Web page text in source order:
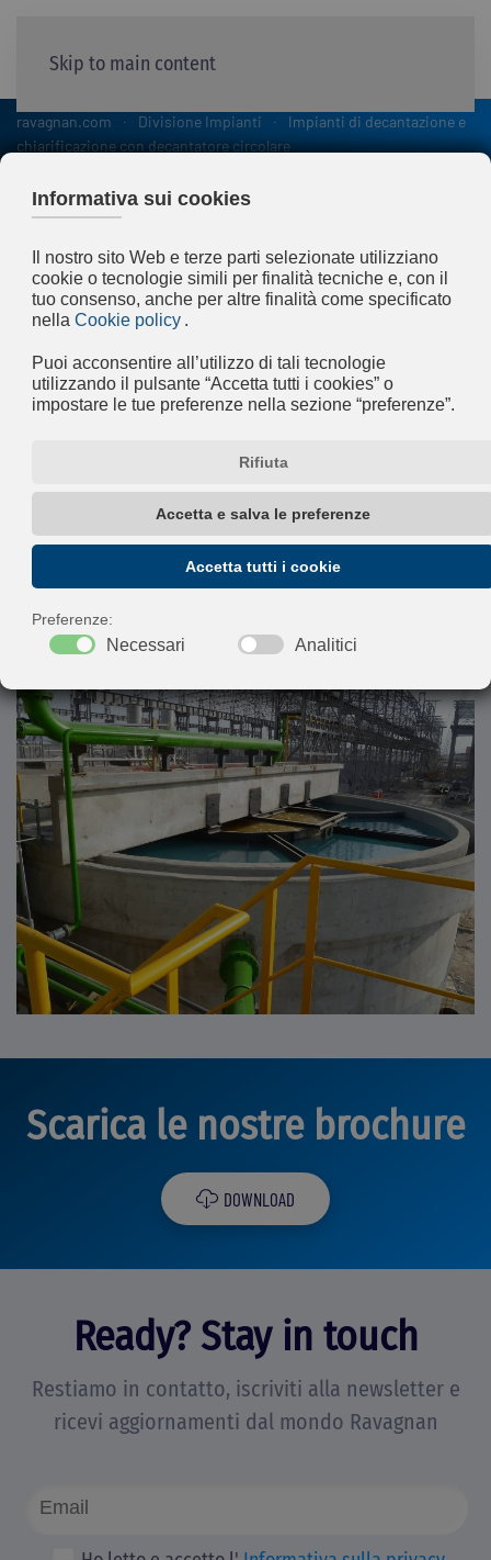
Skip to main content
ravagnan.com Divisione Impianti
Impianti di decantazione e
chiarificazione con decantatore circolare
Impianti di decantazione e
chiarificazione con
decantatore circolare
I sistemi di chiarificazione circolari sono costituiti da
dotata di ponte raschiante e sistema di estrazione dei
Nella versione a ricircolo di fanghi nella zona centrale
una doppia elica permette un migliore mescolamento
del fluido con i prodotti chimici utilizzati per la
chiarificazione.
Scarica le nostre brochure
DOWNLOAD
Ready? Stay in touch
Restiamo in contatto, iscriviti alla newsletter e
ricevi aggiornamenti dal mondo Ravagnan